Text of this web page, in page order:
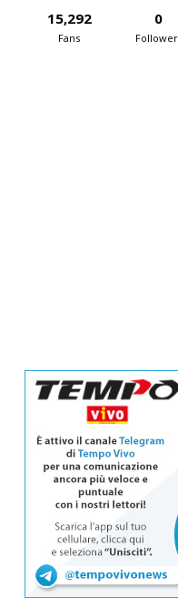
15,292
Fans
0